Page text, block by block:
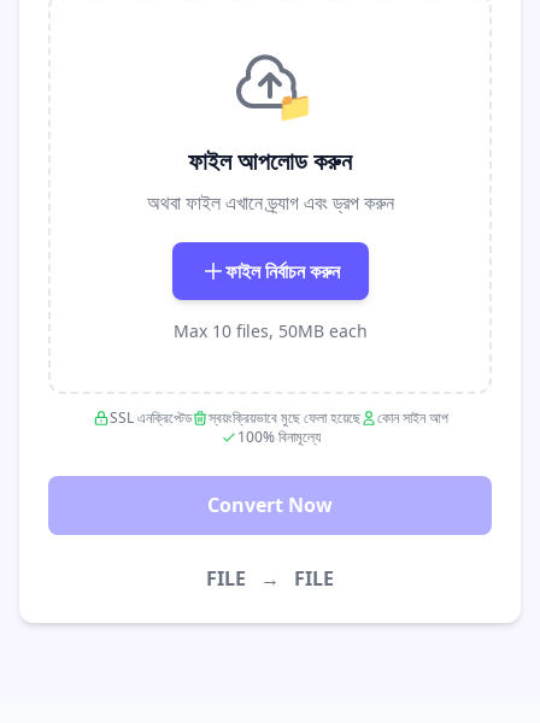
📁
ফাইল আপলোড করুন
অথবা ফাইল এখানে ড্র্যাগ এবং ড্রপ করুন
ফাইল নির্বাচন করুন
Max 10 files, 50MB each
SSL এনক্রিপ্টেড স্বয়ংক্রিয়ভাবে মুছে ফেলা হয়েছে
কোন সাইন আপ
100% বিনামূল্যে
Convert Now
FILE → FILE